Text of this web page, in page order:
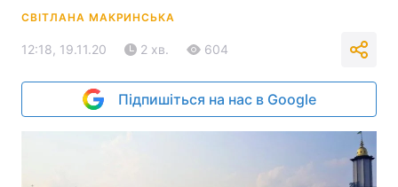
СВІТЛАНА МАКРИНСЬКА
12:18, 19.11.20 2 хв. 604
Підпишіться на нас в Google